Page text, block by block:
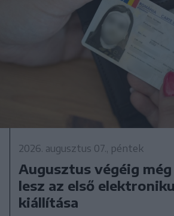
2026. augusztus 07., péntek
Augusztus végéig
lesz az első
kiállítása